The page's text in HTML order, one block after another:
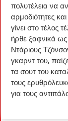
πολυτέλεια να
αρμοδιότητες
γίνει στο τέλος
ήρθε ξαφνικά
Ντάριους
γκαρντ του,
τα σουτ του
τους
για τους